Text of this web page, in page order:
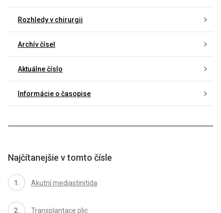
Rozhledy v chirurgii
Archív čísel
Aktuálne číslo
Informácie o časopise
Najčítanejšie v tomto čísle
Akutní mediastinitida
Transplantace plic